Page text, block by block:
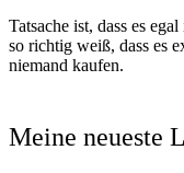
Tatsache ist, dass es
so richtig weiß, dass es
niemand kaufen.
Meine neueste